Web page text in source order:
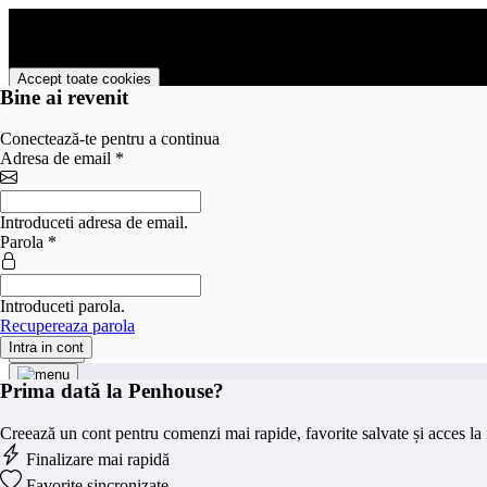
Accept toate cookies
Personalizare cookies
Preferinte pentru cookies
×
Categorie
Strict
necesare
Serviciile de marketing sunt folosite pentru a urmări
valoroase pentru editorii și agenții de publicitate terți.
Analitice
Serviciile de analiză servesc la îmbunătățirea
Salveaza
Bine ai revenit
Conectează-te pentru a continua
Adresa de email *
Introduceti adresa de email.
Parola *
Introduceti parola.
Recupereaza parola
Intra in cont
Prima dată la Penhouse?
Creează un cont pentru comenzi mai rapide, favorite salvate și acces
Finalizare mai rapidă